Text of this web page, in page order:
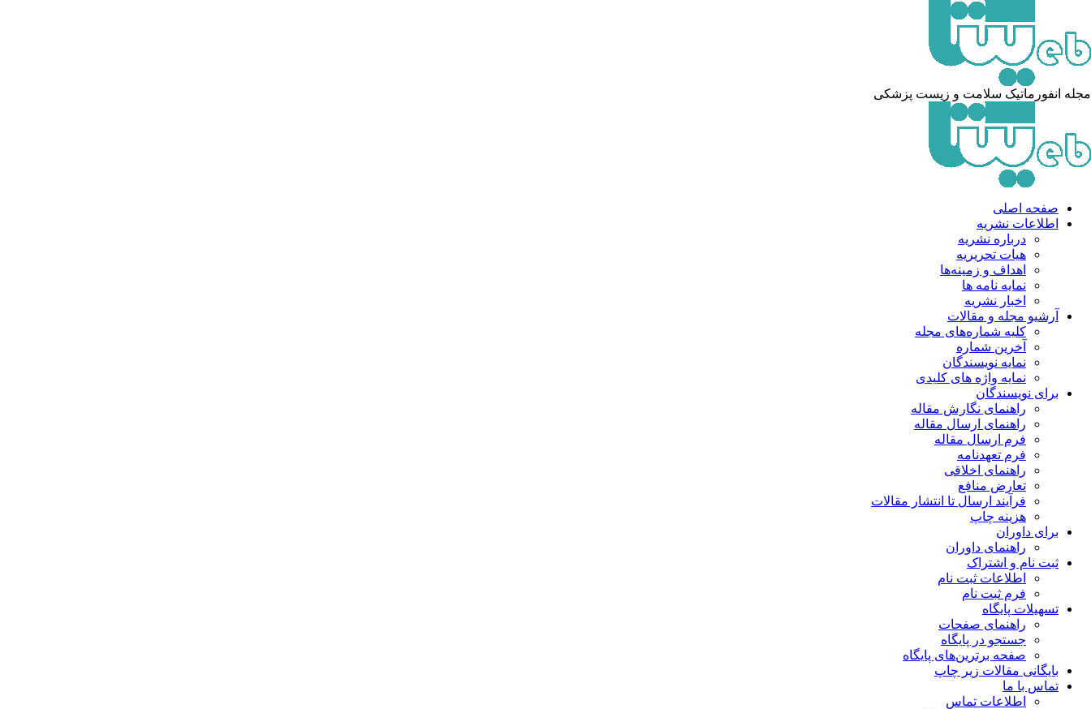
مجله انفورماتیک سلامت و زیست پزشکی
صفحه اصلی
اطلاعات نشریه
درباره نشریه
هیات تحریریه
اهداف و زمینه‌ها
نمایه نامه ها
اخبار نشریه
آرشیو مجله و مقالات
کلیه شماره‌های مجله
آخرین شماره
نمایه نویسندگان
نمایه واژه های کلیدی
برای نویسندگان
راهنمای نگارش مقاله
راهنمای ارسال مقاله
فرم ارسال مقاله
فرم تعهدنامه
راهنمای اخلاقی
تعارض منافع
فرآیند ارسال تا انتشار مقالات
هزینه چاپ
برای داوران
راهنمای داوران
ثبت نام و اشتراک
اطلاعات ثبت نام
فرم ثبت نام
تسهیلات پایگاه
راهنمای صفحات
جستجو در پایگاه
صفحه برترین‌های پایگاه
بایگانی مقالات زیر چاپ
تماس با ما
اطلاعات تماس